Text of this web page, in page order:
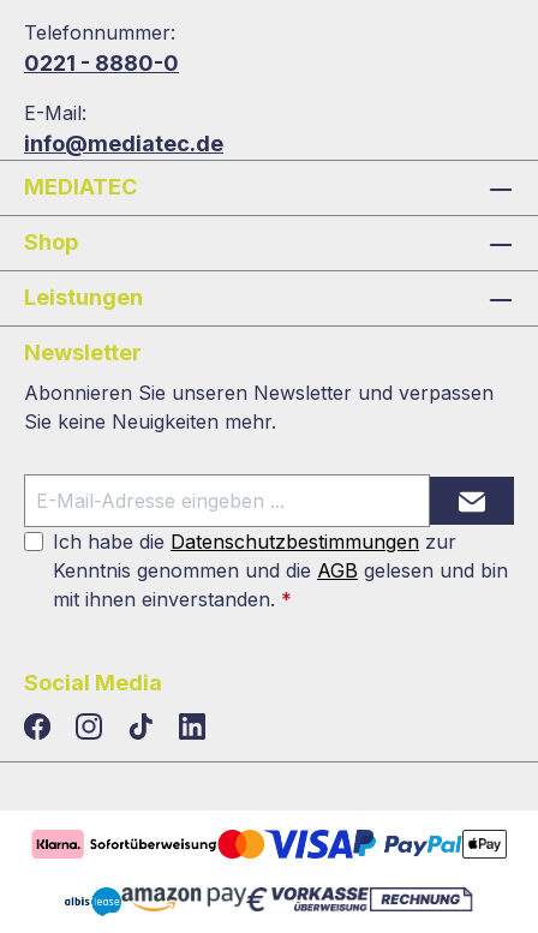
Telefonnummer:
0221 - 8880-0
E-Mail:
info@mediatec.de
MEDIATEC
Shop
Leistungen
Newsletter
Abonnieren Sie unseren Newsletter und verpassen
Sie keine Neuigkeiten mehr.
Ich habe die Datenschutzbestimmungen zur
Kenntnis genommen und die AGB gelesen und bin
mit ihnen einverstanden. *
Social Media
TikTokLinkedIn